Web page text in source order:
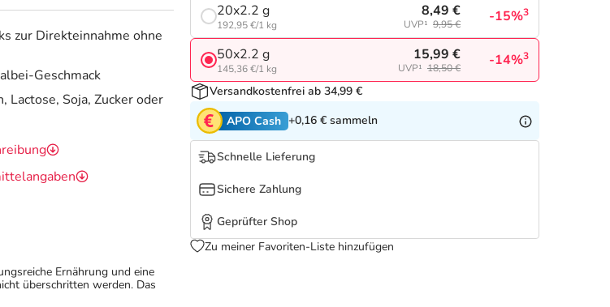
zur Direkteinnahme ohne
Geschmack
Lactose, Soja, Zucker oder
20x2.2 g
192,95 €/1 kg
8,49 €
UVP¹ 9,95 € -15%3
50x2.2 g
145,36 €/1 kg
15,99 €
UVP¹ 18,50 € -14%3
Versandkostenfrei ab 34,99 €
APO Cash +0,16 € sammeln
Schnelle Lieferung
Sichere Zahlung
Geprüfter Shop
Zu meiner Favoriten-Liste hinzufügen
Ernährung und eine
überschritten werden. Das